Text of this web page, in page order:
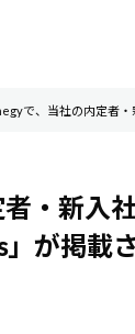
で、当社の内定者
・新入
が掲載